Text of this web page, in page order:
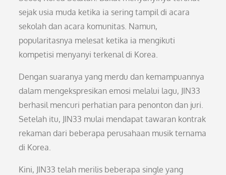
sejak usia muda ketika ia sering tampil di acara
sekolah dan acara komunitas. Namun,
popularitasnya melesat ketika ia mengikuti
kompetisi menyanyi terkenal di Korea.
Dengan suaranya yang merdu dan kemampuannya
dalam mengekspresikan emosi melalui lagu, JIN33
berhasil mencuri perhatian para penonton dan juri.
Setelah itu, JIN33 mulai mendapat tawaran kontrak
rekaman dari beberapa perusahaan musik ternama
di Korea.
Kini, JIN33 telah merilis beberapa single yang